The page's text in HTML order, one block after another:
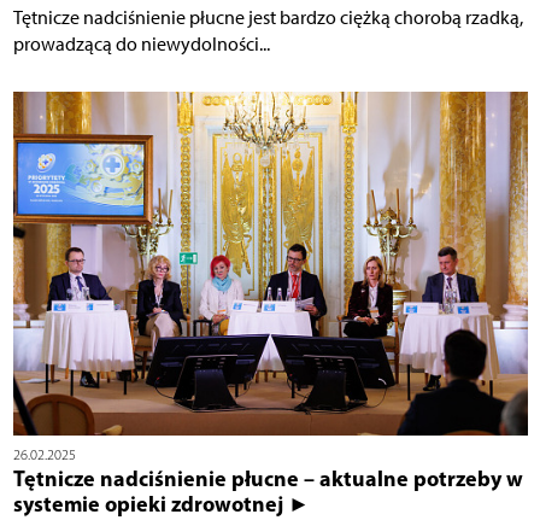
Tętnicze nadciśnienie płucne jest bardzo ciężką chorobą rzadką,
prowadzącą do niewydolności...
26.02.2025
Tętnicze nadciśnienie płucne – aktualne potrzeby w
systemie opieki zdrowotnej ►